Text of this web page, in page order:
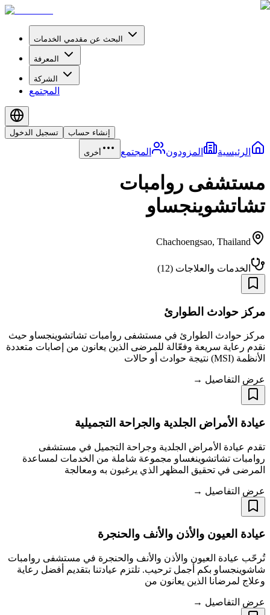
البحث عن مقدمي الخدمات
المعرفة
الشركة
المجتمع
تسجيل الدخول إنشاء حساب
الرئيسية المزودون المجتمع أخرى
مستشفى روامبات
تشاتشوينجساو
Chachoengsao, Thailand
الخدمات والعلاجات (
12
)
مركز حوادث الطوارئ
مركز حوادث الطوارئ في مستشفى روامبات تشاتشوينجساو حيث
نقدم رعاية سريعة وفعّالة للمرضى الذين يعانون من إصابات متعددة
الأنظمة (MSI) نتيجة حوادث أو حالات
عرض التفاصيل →
عيادة الأمراض الجلدية والجراحة التجميلية
تقدم عيادة الأمراض الجلدية وجراحة التجميل في مستشفى
روامبات تشاتشوينغساو مجموعة شاملة من الخدمات لمساعدة
المرضى في تحقيق المظهر الذي يرغبون به ومعالجة
عرض التفاصيل →
عيادة العيون والأذن والأنف والحنجرة
تُرحّب عيادة العيون والأذن والأنف والحنجرة في مستشفى روامبات
شاشوينجساو بكم أجمل ترحيب. تلتزم عيادتنا بتقديم أفضل رعاية
وعلاج لمرضانا الذين يعانون من
عرض التفاصيل →